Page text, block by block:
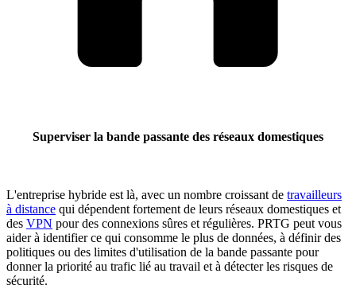
Superviser la bande passante des réseaux domestiques
L'entreprise hybride est là, avec un nombre croissant de travailleurs
à distance qui dépendent fortement de leurs réseaux domestiques et
des VPN pour des connexions sûres et régulières. PRTG peut vous
aider à identifier ce qui consomme le plus de données, à définir des
politiques ou des limites d'utilisation de la bande passante pour
donner la priorité au trafic lié au travail et à détecter les risques de
sécurité.